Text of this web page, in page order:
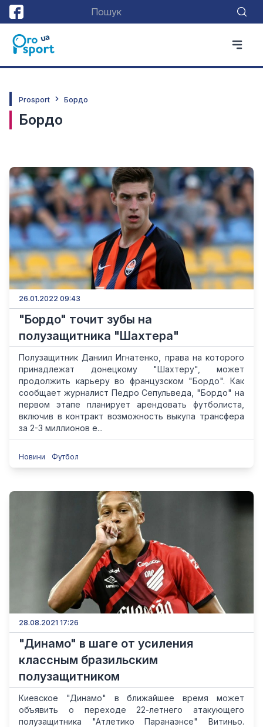
Prosport Бордо
Бордо
26.01.2022 09:43
"Бордо" точит зубы на
полузащитника "Шахтера"
Полузащитник Даниил Игнатенко, права на которого
принадлежат донецкому "Шахтеру", может
продолжить карьеру во французском "Бордо". Как
сообщает журналист Педро Сепульведа, "Бордо" на
первом этапе планирует арендовать футболиста,
включив в контракт возможность выкупа трансфера
за 2-3 миллионов е...
Новини Футбол
28.08.2021 17:26
"Динамо" в шаге от усиления
классным бразильским
полузащитником
Киевское "Динамо" в ближайшее время может
объявить о переходе 22-летнего атакующего
полузащитника "Атлетико Паранаэнсе" Витиньо.